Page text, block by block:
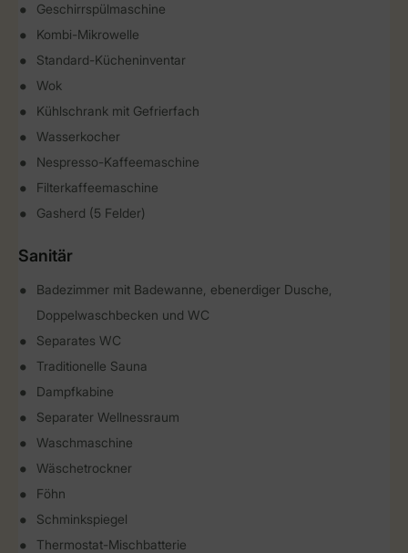
Geschirrspülmaschine
Kombi-Mikrowelle
Standard-Kücheninventar
Wok
Kühlschrank mit Gefrierfach
Wasserkocher
Nespresso-Kaffeemaschine
Filterkaffeemaschine
Gasherd (5 Felder)
Sanitär
Badezimmer mit Badewanne, ebenerdiger Dusche,
Doppelwaschbecken und WC
Separates WC
Traditionelle Sauna
Dampfkabine
Separater Wellnessraum
Waschmaschine
Wäschetrockner
Föhn
Schminkspiegel
Thermostat-Mischbatterie